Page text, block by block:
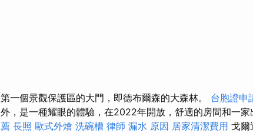
第一個景觀保護區的大門，即德布爾森的大森林。 台胞證申
外，是一種耀眼的體驗，在2022年開放，舒適的房間和一家
薦 長照 歐式外燴 洗碗槽 律師 漏水 原因 居家清潔費用 戈爾